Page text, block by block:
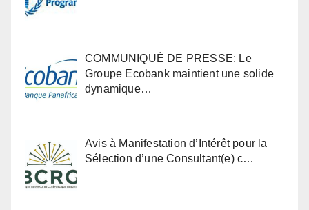
COMMUNIQUÉ DE PRESSE: Le
Groupe Ecobank maintient une solide
dynamique…
Avis à Manifestation d’Intérêt pour la
Sélection d’une Consultant(e) c…